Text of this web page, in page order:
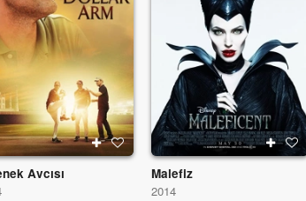
Avcısı
Malefiz
2014